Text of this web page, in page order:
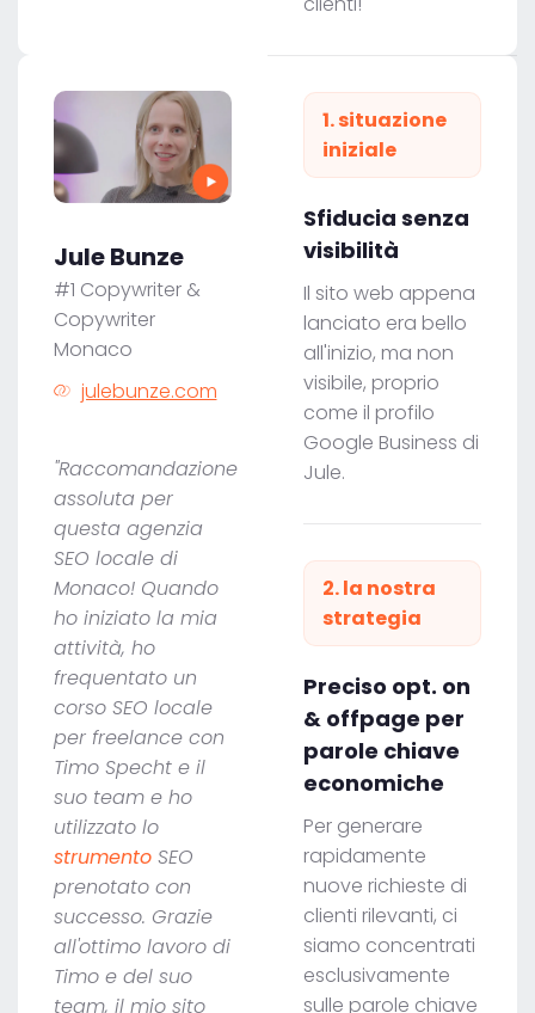
Jule Bunze
#1 Copywriter &
Copywriter
Monaco
julebunze.com
"Raccomandazione
assoluta per
questa agenzia
SEO locale di
Monaco! Quando
ho iniziato la mia
attività, ho
frequentato un
corso SEO locale
per freelance con
Timo Specht e il
suo team e ho
utilizzato lo
strumento SEO
prenotato con
successo. Grazie
all'ottimo lavoro di
Timo e del suo
team, il mio sito
1. situazione
iniziale
Sfiducia senza
visibilità
Il sito web appena
lanciato era bello
all'inizio, ma non
visibile, proprio
come il profilo
Google Business di
Jule.
2. la nostra
strategia
Preciso opt. on
& offpage per
parole chiave
economiche
Per generare
rapidamente
nuove richieste di
clienti rilevanti, ci
siamo concentrati
esclusivamente
sulle parole chiave